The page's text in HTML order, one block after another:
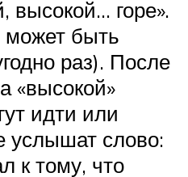
высокой… горе».
может быть
раз). После
«высокой»
идти или
услышат слово:
к тому, что